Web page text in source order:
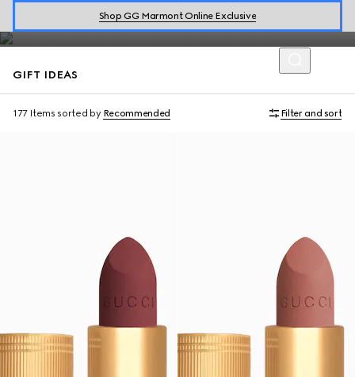
Shop GG Marmont Online Exclusive
makeup collections.
GIFT IDEAS
177 Items sorted by Recommended Filter and sort